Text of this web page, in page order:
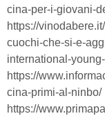
cina-per-i-giovani-
https://
cuochi-che-si-e-
international-
https://
cina-primi-al-ninbo/
https://